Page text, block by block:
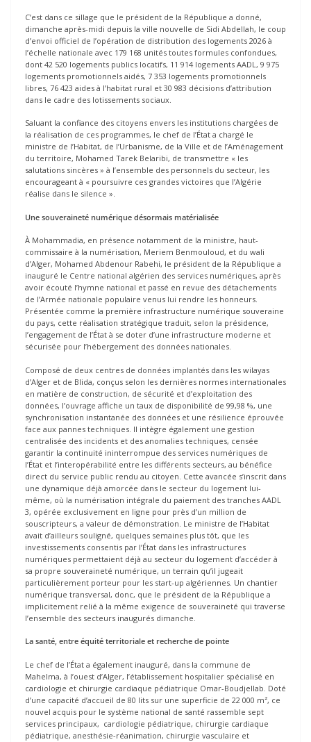
C’est dans ce sillage que le président de la République a donné,
dimanche après-midi depuis la ville nouvelle de Sidi Abdellah, le coup
d’envoi officiel de l’opération de distribution des logements 2026 à
l’échelle nationale avec 179 168 unités toutes formules confondues,
dont 42 520 logements publics locatifs, 11 914 logements AADL, 9 975
logements promotionnels aidés, 7 353 logements promotionnels
libres, 76 423 aides à l’habitat rural et 30 983 décisions d’attribution
dans le cadre des lotissements sociaux.
Saluant la confiance des citoyens envers les institutions chargées de
la réalisation de ces programmes, le chef de l’État a chargé le
ministre de l’Habitat, de l’Urbanisme, de la Ville et de l’Aménagement
du territoire, Mohamed Tarek Belaribi, de transmettre « les
salutations sincères » à l’ensemble des personnels du secteur, les
encourageant à « poursuivre ces grandes victoires que l’Algérie
réalise dans le silence ».
Une souveraineté numérique désormais matérialisée
À Mohammadia, en présence notamment de la ministre, haut-
commissaire à la numérisation, Meriem Benmouloud, et du wali
d’Alger, Mohamed Abdenour Rabehi, le président de la République a
inauguré le Centre national algérien des services numériques, après
avoir écouté l’hymne national et passé en revue des détachements
de l’Armée nationale populaire venus lui rendre les honneurs.
Présentée comme la première infrastructure numérique souveraine
du pays, cette réalisation stratégique traduit, selon la présidence,
l’engagement de l’État à se doter d’une infrastructure moderne et
sécurisée pour l’hébergement des données nationales.
Composé de deux centres de données implantés dans les wilayas
d’Alger et de Blida, conçus selon les dernières normes internationales
en matière de construction, de sécurité et d’exploitation des
données, l’ouvrage affiche un taux de disponibilité de 99,98 %, une
synchronisation instantanée des données et une résilience éprouvée
face aux pannes techniques. Il intègre également une gestion
centralisée des incidents et des anomalies techniques, censée
garantir la continuité ininterrompue des services numériques de
l’État et l’interopérabilité entre les différents secteurs, au bénéfice
direct du service public rendu au citoyen. Cette avancée s’inscrit dans
une dynamique déjà amorcée dans le secteur du logement lui-
même, où la numérisation intégrale du paiement des tranches AADL
3, opérée exclusivement en ligne pour près d’un million de
souscripteurs, a valeur de démonstration. Le ministre de l’Habitat
avait d’ailleurs souligné, quelques semaines plus tôt, que les
investissements consentis par l’État dans les infrastructures
numériques permettaient déjà au secteur du logement d’accéder à
sa propre souveraineté numérique, un terrain qu’il jugeait
particulièrement porteur pour les start-up algériennes. Un chantier
numérique transversal, donc, que le président de la République a
implicitement relié à la même exigence de souveraineté qui traverse
l’ensemble des secteurs inaugurés dimanche.
La santé, entre équité territoriale et recherche de pointe
Le chef de l’État a également inauguré, dans la commune de
Mahelma, à l’ouest d’Alger, l’établissement hospitalier spécialisé en
cardiologie et chirurgie cardiaque pédiatrique Omar-Boudjellab. Doté
d’une capacité d’accueil de 80 lits sur une superficie de 22 000 m², ce
nouvel acquis pour le système national de santé rassemble sept
services principaux, cardiologie pédiatrique, chirurgie cardiaque
pédiatrique, anesthésie-réanimation, chirurgie vasculaire et